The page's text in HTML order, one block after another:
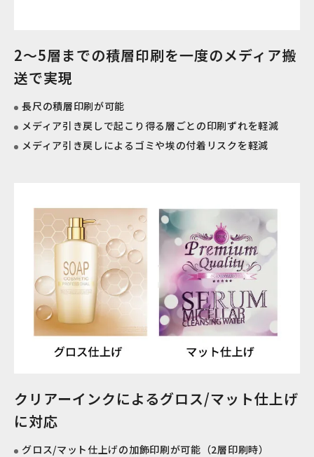
2～5層までの積層印刷を一度のメディア搬
送で実現
長尺の積層印刷が可能
メディア引き戻しで起こり得る層ごとの印刷ずれを軽減
メディア引き戻しによるゴミや埃の付着リスクを軽減
クリアーインクによるグロス/マット仕上げ
に対応
グロス/マット仕上げの加飾印刷が可能（2層印刷時）